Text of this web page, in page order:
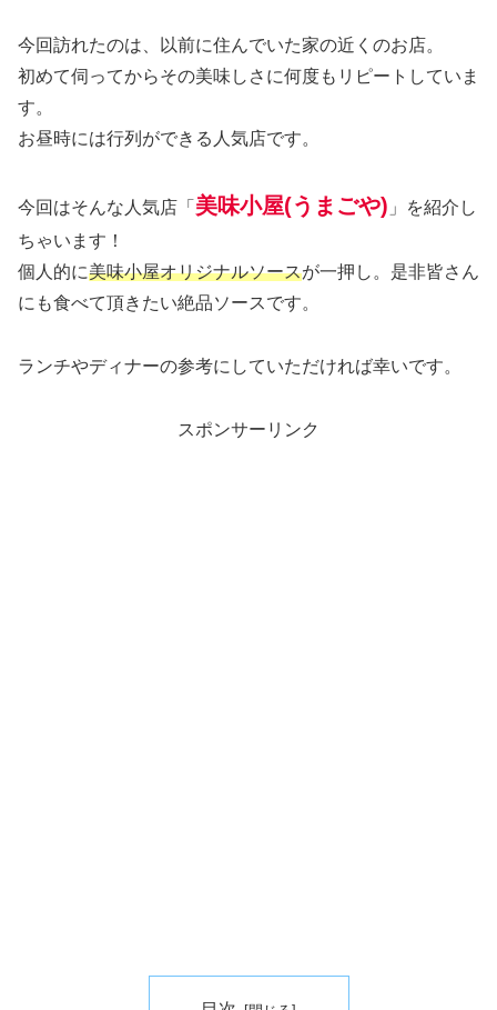
今回訪れたのは、以前に住んでいた家の近くのお店。
初めて伺ってからその美味しさに何度もリピートしていま
す。
お昼時には行列ができる人気店です。
今回はそんな人気店「 美味小屋(うまごや) 」を紹介し
ちゃいます！
個人的に美味小屋オリジナルソースが一押し。是非皆さん
にも食べて頂きたい絶品ソースです。
ランチやディナーの参考にしていただければ幸いです。
スポンサーリンク